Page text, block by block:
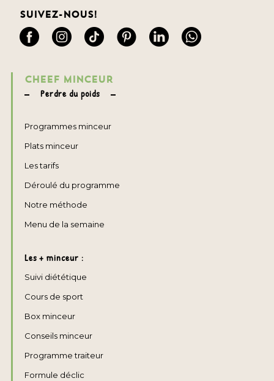
Suivez-nous!
CHEEF MINCEUR
Perdre du poids
Programmes minceur
Plats minceur
Les tarifs
Déroulé du programme
Notre méthode
Menu de la semaine
Les + minceur :
Suivi diététique
Cours de sport
Box minceur
Conseils minceur
Programme traiteur
Formule déclic